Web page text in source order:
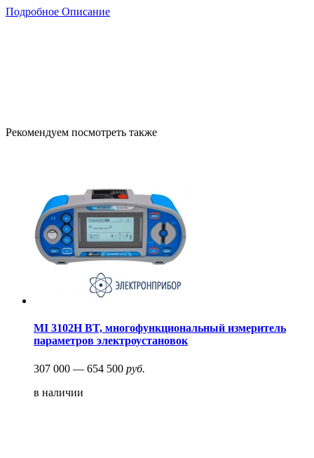
Подробное Описание
Рекомендуем посмотреть также
MI 3102H BT, многофункциональный измеритель
параметров электроустановок
307 000 — 654 500 руб.
в наличии